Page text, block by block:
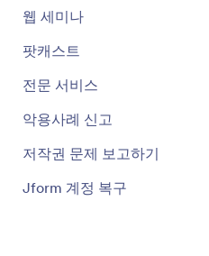
웹 세미나
팟캐스트
전문 서비스
악용사례 신고
저작권 문제 보고하기
Jform 계정 복구